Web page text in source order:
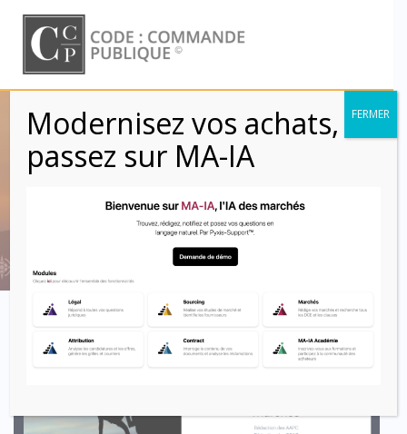
to
content
Externalisation des
marchés publics
Code : Commande Publique
Modernisez vos achats,
passez sur MA-IA
FERMER